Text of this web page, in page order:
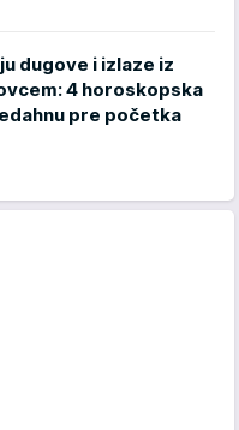
dugove i izlaze iz
4 horoskopska
pre početka